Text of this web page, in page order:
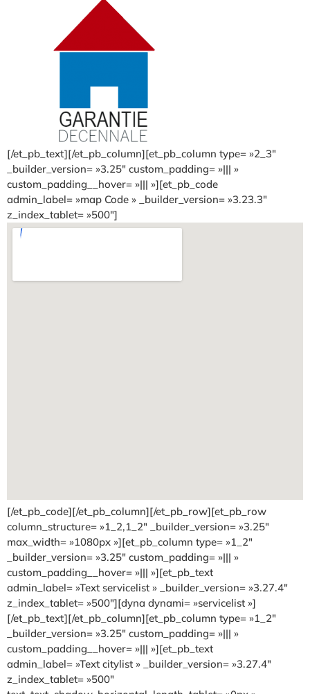
[/et_pb_text][/et_pb_column][et_pb_column type= »2_3″
_builder_version= »3.25″ custom_padding= »||| »
custom_padding__hover= »||| »][et_pb_code
admin_label= »map Code » _builder_version= »3.23.3″
z_index_tablet= »500″]
[/et_pb_code][/et_pb_column][/et_pb_row][et_pb_row
column_structure= »1_2,1_2″ _builder_version= »3.25″
max_width= »1080px »][et_pb_column type= »1_2″
_builder_version= »3.25″ custom_padding= »||| »
custom_padding__hover= »||| »][et_pb_text
admin_label= »Text servicelist » _builder_version= »3.27.4″
z_index_tablet= »500″][dyna dynami= »servicelist »]
[/et_pb_text][/et_pb_column][et_pb_column type= »1_2″
_builder_version= »3.25″ custom_padding= »||| »
custom_padding__hover= »||| »][et_pb_text
admin_label= »Text citylist » _builder_version= »3.27.4″
z_index_tablet= »500″